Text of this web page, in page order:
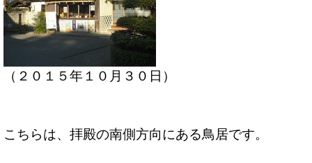
（２０１５年１０月３０日）
こちらは、拝殿の南側方向にある鳥居です。